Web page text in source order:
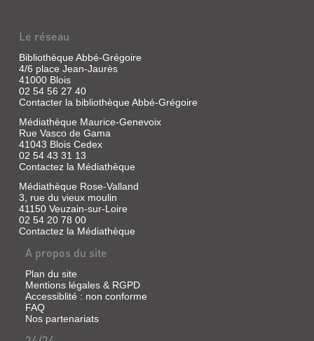
Le réseau
Bibliothèque Abbé-Grégoire
4/6 place Jean-Jaurès
41000 Blois
02 54 56 27 40
Contacter la bibliothèque Abbé-Grégoire
Médiathèque Maurice-Genevoix
Rue Vasco de Gama
41043 Blois Cedex
02 54 43 31 13
Contactez la Médiathèque
Médiathèque Rose-Valland
3, rue du vieux moulin
41150 Veuzain-sur-Loire
02 54 20 78 00
Contactez la Médiathèque
A propos du site
Plan du site
Mentions légales & RGPD
Accessiblité : non conforme
FAQ
Nos partenariats